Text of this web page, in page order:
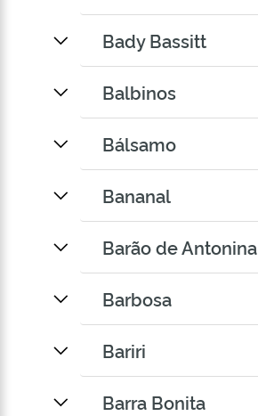
Bady Bassitt
Balbinos
Bálsamo
Bananal
Barão de Antonina
Barbosa
Bariri
Barra Bonita